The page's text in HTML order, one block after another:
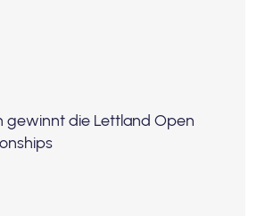
gewinnt die Lettland Open